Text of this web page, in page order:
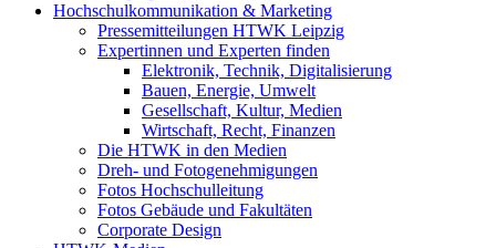
Hochschulkommunikation & Marketing
Pressemitteilungen HTWK Leipzig
Expertinnen und Experten finden
Elektronik, Technik, Digitalisierung
Bauen, Energie, Umwelt
Gesellschaft, Kultur, Medien
Wirtschaft, Recht, Finanzen
Die HTWK in den Medien
Dreh- und Fotogenehmigungen
Fotos Hochschulleitung
Fotos Gebäude und Fakultäten
Corporate Design